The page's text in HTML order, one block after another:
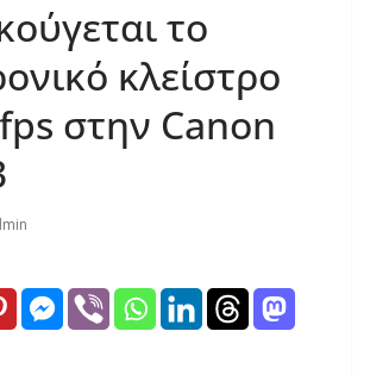
το
κλείστρο
στην Canon